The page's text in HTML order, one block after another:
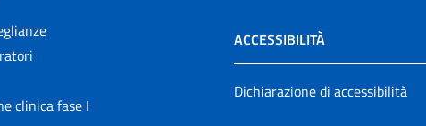
clinica fase I
ACCESSIBILITÀ
Dichiarazione di accessibilità